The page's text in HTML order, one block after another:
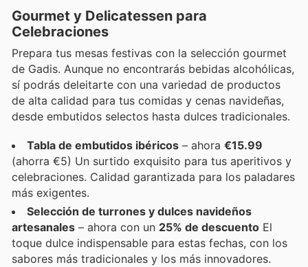
Gourmet y Delicatessen para
Celebraciones
Prepara tus mesas festivas con la selección gourmet
de Gadis. Aunque no encontrarás bebidas alcohólicas,
sí podrás deleitarte con una variedad de productos
de alta calidad para tus comidas y cenas navideñas,
desde embutidos selectos hasta dulces tradicionales.
Tabla de embutidos ibéricos – ahora €15.99
(ahorra €5) Un surtido exquisito para tus aperitivos y
celebraciones. Calidad garantizada para los paladares
más exigentes.
Selección de turrones y dulces navideños
artesanales – ahora con un 25% de descuento El
toque dulce indispensable para estas fechas, con los
sabores más tradicionales y los más innovadores.